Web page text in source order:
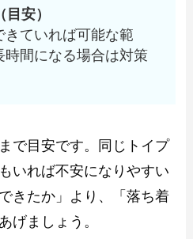
安）
きていれば可能な範
時間になる場合は対策
で目安です。同じトイプ
いれば不安になりやすい
きたか」より、「落ち着
げましょう。